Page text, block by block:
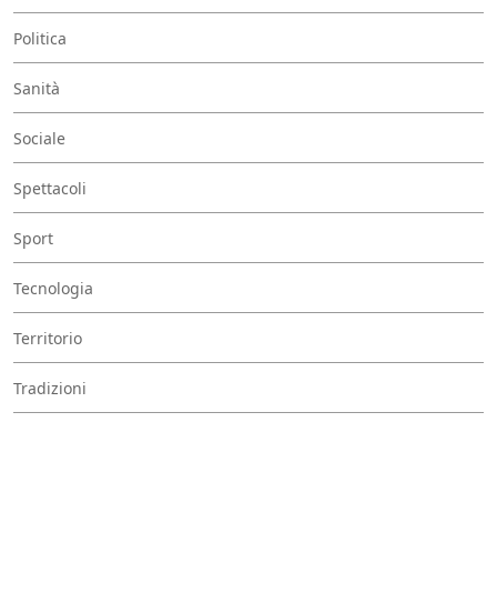
Politica
Sanità
Sociale
Spettacoli
Sport
Tecnologia
Territorio
Tradizioni